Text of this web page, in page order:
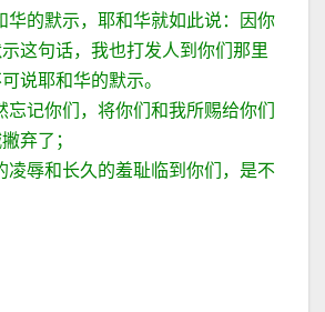
华的默示，耶和华就如此说：因你
这句话，我也打发人到你们那里
说耶和华的默示。
忘记你们，将你们和我所赐给你们
弃了；
凌辱和长久的羞耻临到你们，是不